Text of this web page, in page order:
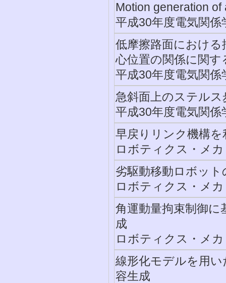
Motion generation
平成30年度電気関係
低摩擦路面におけ
心位置の関係に関す
平成30年度電気関係
急斜面上のステル
平成30年度電気関係
早戻りリンク機構
ロボティクス・メ
劣駆動移動ロボッ
ロボティクス・メ
角運動量拘束制御
成
ロボティクス・メ
線形化モデルを用
容生成